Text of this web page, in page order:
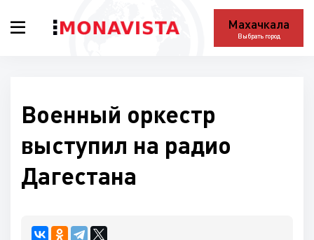
Махачкала
Выбрать город
Военный оркестр
выступил на радио
Дагестана